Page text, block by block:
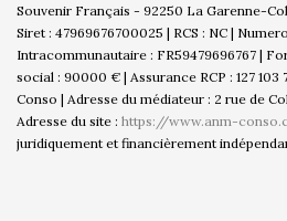
Souvenir Français - 92250 La Garenne-
Siret : 47969676700025 | RCS : NC |
Intracommunautaire : FR59479696767 |
social : 90000 € | Assurance RCP : 127 103
Conso | Adresse du médiateur : 2 rue de
Adresse du site : https://www.anm-
juridiquement et financièrement